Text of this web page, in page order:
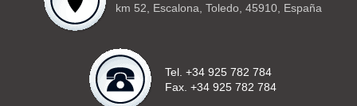
km 52, Escalona, Toledo, 45910, España
Tel. +34 925 782 784
Fax. +34 925 782 784